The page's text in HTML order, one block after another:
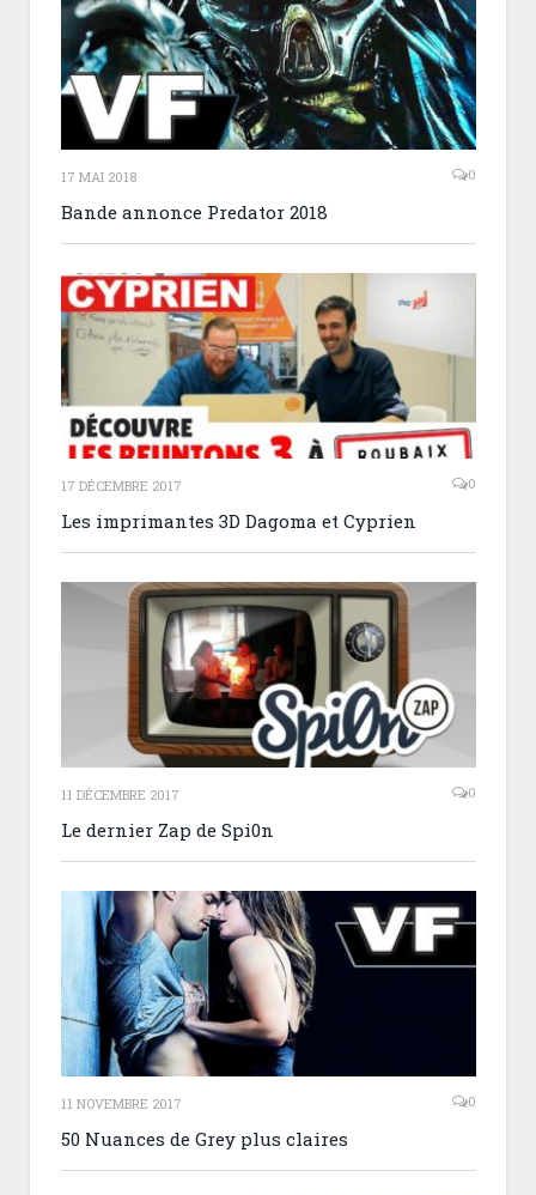
17 MAI 2018 0
Bande annonce Predator 2018
17 DÉCEMBRE 2017 0
Les imprimantes 3D Dagoma et Cyprien
11 DÉCEMBRE 2017 0
Le dernier Zap de Spi0n
11 NOVEMBRE 2017 0
50 Nuances de Grey plus claires